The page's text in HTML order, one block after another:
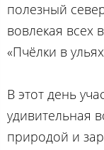
полезный
вовлекая всех
«Пчёлки в
В этот день
удивительная
природой и